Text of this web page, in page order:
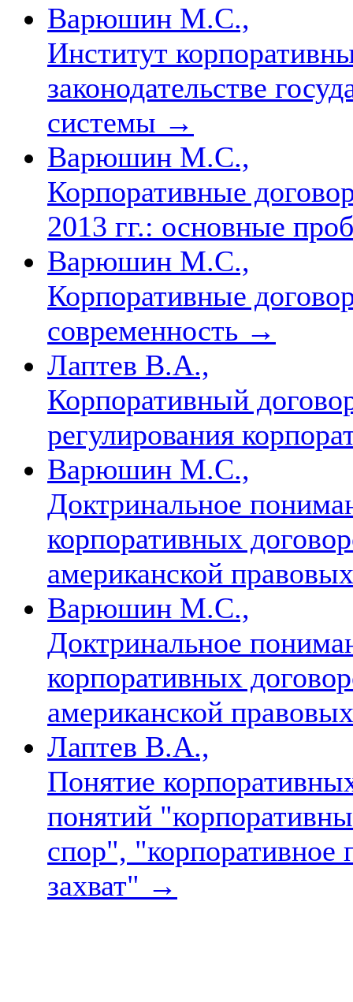
Варюшин М.С.,
Институт
законодательстве
системы →
Варюшин М.С.,
Корпоративные
2013 гг.: основные
Варюшин М.С.,
Корпоративные
современность →
Лаптев В.А.,
Корпоративный
регулирования
Варюшин М.С.,
Доктринальное
корпоративных
американской
Варюшин М.С.,
Доктринальное
корпоративных
американской
Лаптев В.А.,
Понятие
понятий
спор",
захват" →